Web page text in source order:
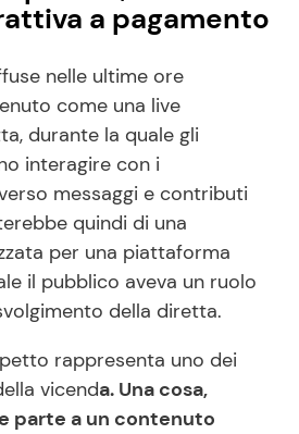
a pagamento
nelle ultime ore
come una live
durante la quale gli
interagire con i
messaggi e contributi
quindi di una
per una piattaforma
il pubblico aveva un ruolo
della diretta.
rappresenta uno dei
vicenda. Una cosa,
parte a un contenuto